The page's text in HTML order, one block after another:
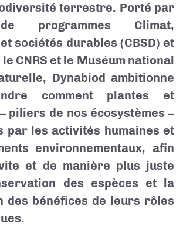
terrestre. Porté par
programmes Climat,
sociétés durables (CBSD) et
CNRS et le Muséum national
Dynabiod ambitionne
comment plantes et
piliers de nos écosystèmes –
par les activités humaines et
environnementaux, afin
et de manière plus juste
des espèces et la
des bénéfices de leurs rôles